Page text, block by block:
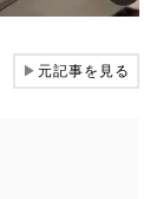
▶元記事を見る